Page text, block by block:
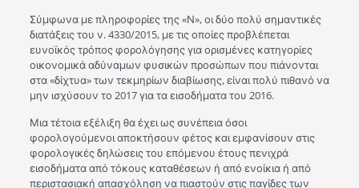
Σύμφωνα με πληροφορίες της «Ν», οι δύο πολύ σημαντικές
διατάξεις του ν. 4330/2015, με τις οποίες προβλέπεται
ευνοϊκός τρόπος φορολόγησης για ορισμένες κατηγορίες
οικονομικά αδύναμων φυσικών προσώπων που πιάνονται
στα «δίχτυα» των τεκμηρίων διαβίωσης, είναι πολύ πιθανό να
μην ισχύσουν το 2017 για τα εισοδήματα του 2016.
Μια τέτοια εξέλιξη θα έχει ως συνέπεια όσοι
φορολογούμενοι αποκτήσουν φέτος και εμφανίσουν στις
φορολογικές δηλώσεις του επόμενου έτους πενιχρά
εισοδήματα από τόκους καταθέσεων ή από ενοίκια ή από
περιστασιακή απασχόληση να πιαστούν στις παγίδες των